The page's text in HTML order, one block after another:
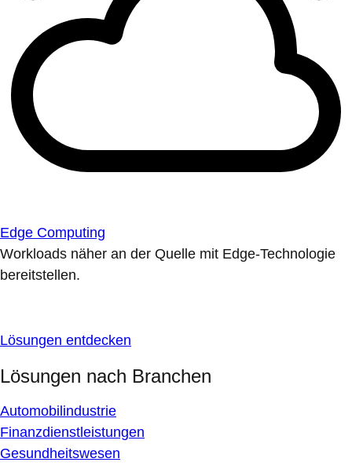
Edge Computing
Workloads näher an der Quelle mit Edge-Technologie
bereitstellen.
Lösungen entdecken
Lösungen nach Branchen
Automobilindustrie
Finanzdienstleistungen
Gesundheitswesen